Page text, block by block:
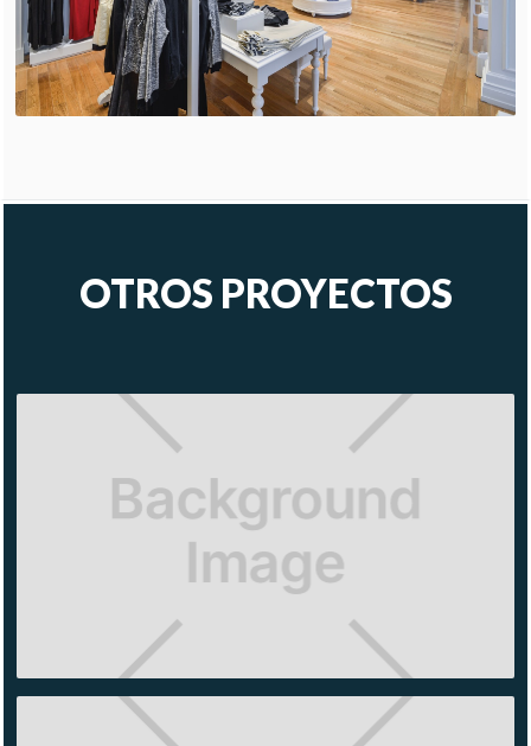
OTROS PROYECTOS
GBY
AVERANDA
AMERICAN